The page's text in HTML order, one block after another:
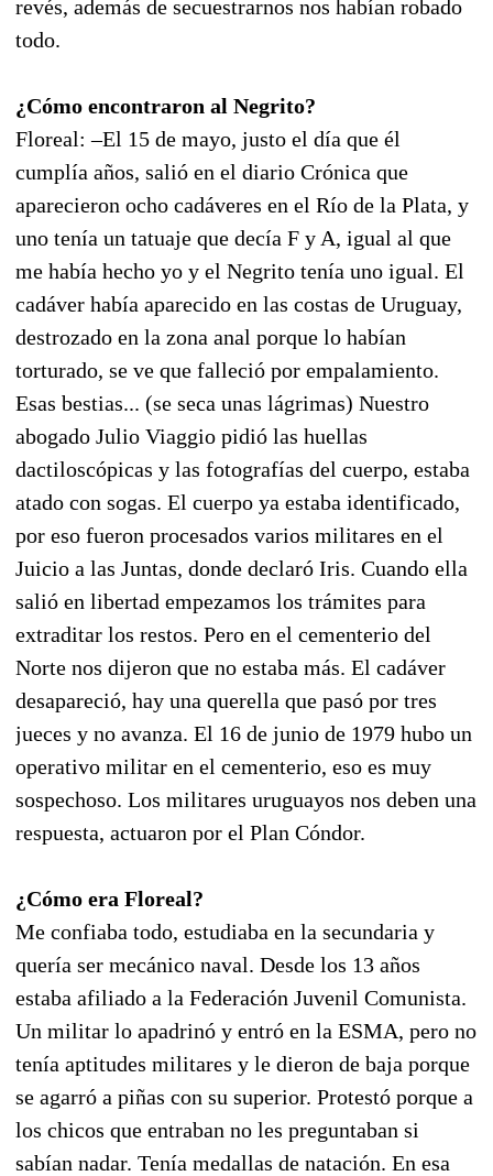
revés, además de secuestrarnos nos habían robado
todo.
¿Cómo encontraron al Negrito?
Floreal: –El 15 de mayo, justo el día que él
cumplía años, salió en el diario Crónica que
aparecieron ocho cadáveres en el Río de la Plata, y
uno tenía un tatuaje que decía F y A, igual al que
me había hecho yo y el Negrito tenía uno igual. El
cadáver había aparecido en las costas de Uruguay,
destrozado en la zona anal porque lo habían
torturado, se ve que falleció por empalamiento.
Esas bestias... (se seca unas lágrimas) Nuestro
abogado Julio Viaggio pidió las huellas
dactiloscópicas y las fotografías del cuerpo, estaba
atado con sogas. El cuerpo ya estaba identificado,
por eso fueron procesados varios militares en el
Juicio a las Juntas, donde declaró Iris. Cuando ella
salió en libertad empezamos los trámites para
extraditar los restos. Pero en el cementerio del
Norte nos dijeron que no estaba más. El cadáver
desapareció, hay una querella que pasó por tres
jueces y no avanza. El 16 de junio de 1979 hubo un
operativo militar en el cementerio, eso es muy
sospechoso. Los militares uruguayos nos deben una
respuesta, actuaron por el Plan Cóndor.
¿Cómo era Floreal?
Me confiaba todo, estudiaba en la secundaria y
quería ser mecánico naval. Desde los 13 años
estaba afiliado a la Federación Juvenil Comunista.
Un militar lo apadrinó y entró en la ESMA, pero no
tenía aptitudes militares y le dieron de baja porque
se agarró a piñas con su superior. Protestó porque a
los chicos que entraban no les preguntaban si
sabían nadar. Tenía medallas de natación. En esa